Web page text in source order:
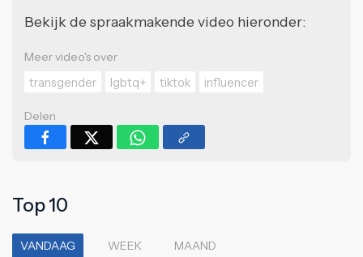
Bekijk de spraakmakende video hieronder:
Meer video's over
transgender
lgbtq+ tiktok influencer
Delen
Top 10
VANDAAG WEEK MAAND